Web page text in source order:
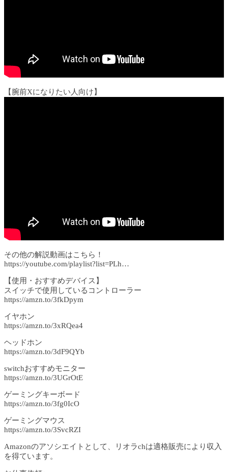
【腕前Xになりたい人向け】
その他の解説動画はこちら！
https://youtube.com/playlist?list=PLh…​
【使用・おすすめデバイス】
スイッチで使用しているコントローラー
https://amzn.to/3fkDpym
イヤホン
https://amzn.to/3xRQea4
ヘッドホン
https://amzn.to/3dF9QYb
switchおすすめモニター
https://amzn.to/3UGrOtE
ゲーミングキーボード
https://amzn.to/3fg0IcO
ゲーミングマウス
https://amzn.to/3SvcRZI
Amazonのアソシエイトとして、リオラchは適格販売により収入
を得ています。